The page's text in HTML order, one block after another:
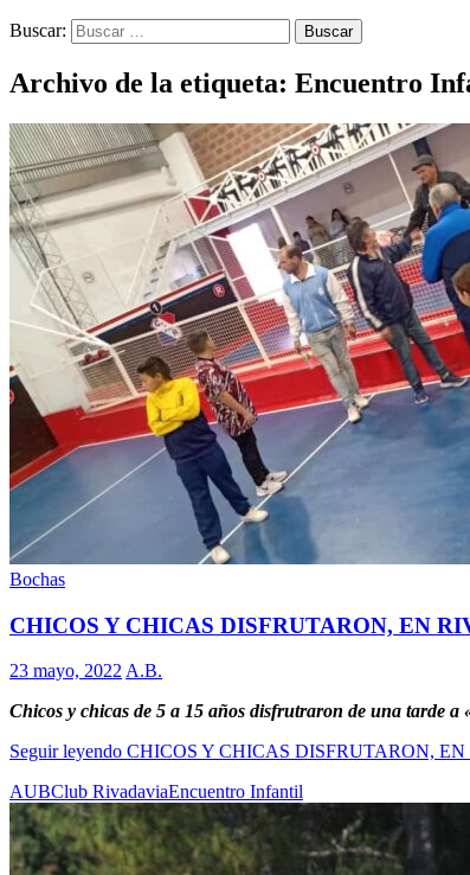
Buscar:
Archivo de la etiqueta: Encuentro
Bochas
CHICOS Y CHICAS DISFRUTARON, EN
23 mayo, 2022 A.B.
Chicos y chicas de 5 a 15 años disfrutraron de una tarde a
Seguir leyendo CHICOS Y CHICAS DISFRUTARON,
AUBClub RivadaviaEncuentro Infantil